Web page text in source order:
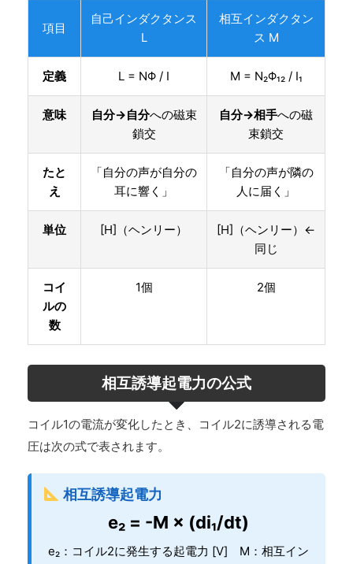
項目
自己インダクタンス
L
相互インダクタン
ス M
定義 L = NΦ / I M = N₂Φ₁₂ / I₁
意味 自分→自分への磁束
鎖交
自分→相手への磁
束鎖交
たと
え
「自分の声が自分の
耳に響く」
「自分の声が隣の
人に届く」
単位 [H]（ヘンリー）
[H]（ヘンリー）←
同じ
コイ
ルの
数
1個 2個
相互誘導起電力の公式
コイル1の電流が変化したとき、コイル2に誘導される電
圧は次の式で表されます。
相互誘導起電力
e₂ = -M × (di₁/dt)
e₂：コイル2に発生する起電力 [V] M：相互イン